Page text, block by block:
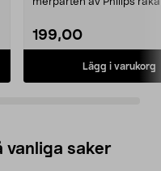
199,00
Lägg i varukorg
vanliga saker